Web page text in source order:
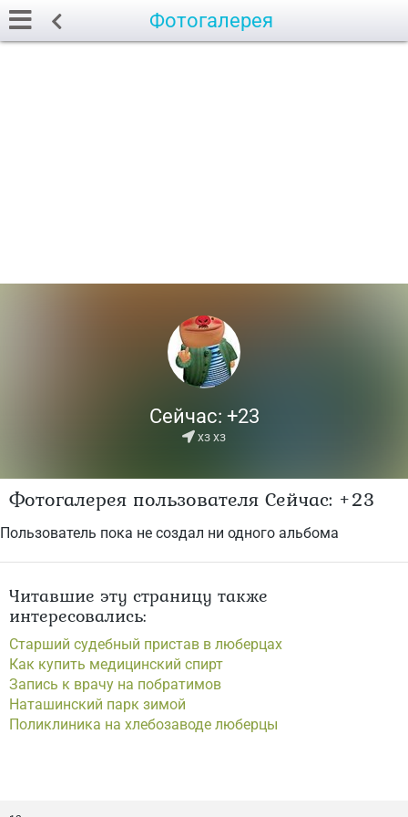
Фотогалерея
Сейчас: +23
хз хз
Фотогалерея пользователя Сейчас: +23
Пользователь пока не создал ни одного альбома
Читавшие эту страницу также
интересовались:
Старший судебный пристав в люберцах
Как купить медицинский спирт
Запись к врачу на побратимов
Наташинский парк зимой
Поликлиника на хлебозаводе люберцы